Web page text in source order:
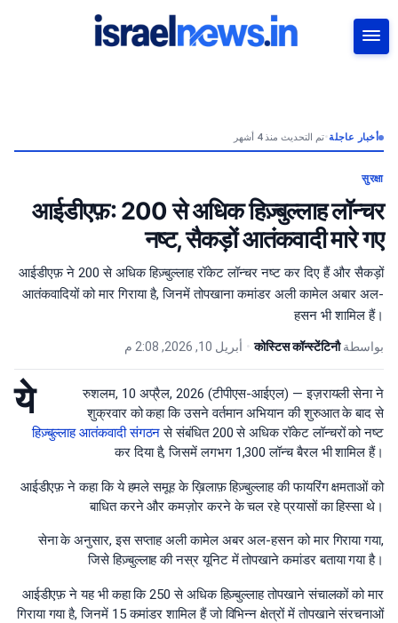
أخبار عاجلة•تم التحديث منذ 4 أشهر
सुरक्षा
आईडीएफ़: 200 से अधिक हिज़्बुल्लाह लॉन्चर
नष्ट, सैकड़ों आतंकवादी मारे गए
आईडीएफ़ ने 200 से अधिक हिज़्बुल्लाह रॉकेट लॉन्चर नष्ट कर दिए हैं और सैकड़ों
आतंकवादियों को मार गिराया है, जिनमें तोपखाना कमांडर अली कामेल अबार अल-
हसन भी शामिल हैं।
بواسطةकोस्टिस कॉन्स्टेंटिनौ
• أبريل 10, 2026, 2:08 م
ये
रुशलम, 10 अप्रैल, 2026 (टीपीएस-आईएल) — इज़रायली सेना ने
शुक्रवार को कहा कि उसने वर्तमान अभियान की शुरुआत के बाद से
हिज़्बुल्लाह आतंकवादी संगठनसे संबंधित 200 से अधिक रॉकेट लॉन्चरों को नष्ट
कर दिया है, जिसमें लगभग 1,300 लॉन्च बैरल भी शामिल हैं।
आईडीएफ़ ने कहा कि ये हमले समूह के ख़िलाफ़ हिज़्बुल्लाह की फायरिंग क्षमताओं को
बाधित करने और कमज़ोर करने के चल रहे प्रयासों का हिस्सा थे।
सेना के अनुसार, इस सप्ताह अली कामेल अबर अल-हसन को मार गिराया गया,
जिसे हिज़्बुल्लाह की नस्र यूनिट में तोपखाने कमांडर बताया गया है।
आईडीएफ़ ने यह भी कहा कि 250 से अधिक हिज़्बुल्लाह तोपखाने संचालकों को मार
गिराया गया है, जिनमें 15 कमांडर शामिल हैं जो विभिन्न क्षेत्रों में तोपखाने संरचनाओं